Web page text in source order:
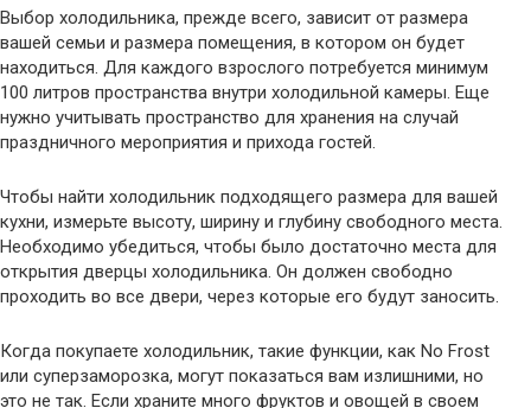
Выбор холодильника, прежде всего, зависит от размера
вашей семьи и размера помещения, в котором он будет
находиться. Для каждого взрослого потребуется минимум
100 литров пространства внутри холодильной камеры. Еще
нужно учитывать пространство для хранения на случай
праздничного мероприятия и прихода гостей.
Чтобы найти холодильник подходящего размера для вашей
кухни, измерьте высоту, ширину и глубину свободного места.
Необходимо убедиться, чтобы было достаточно места для
открытия дверцы холодильника. Он должен свободно
проходить во все двери, через которые его будут заносить.
Когда покупаете холодильник, такие функции, как No Frost
или суперзаморозка, могут показаться вам излишними, но
это не так. Если храните много фруктов и овощей в своем